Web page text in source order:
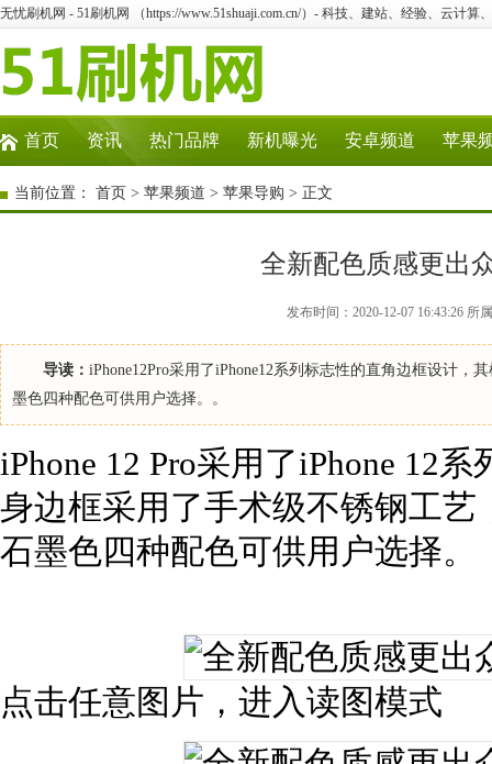
无忧刷机网 - 51刷机网 （https://www.51shuaji.com.cn/）- 科技、建站、经验、云计算
首页 资讯 热门品牌 新机曝光 安卓频道 苹果
当前位置： 首页 > 苹果频道 > 苹果导购 > 正文
全新配色质感更出
发布时间：2020-12-07 16:43:26
导读： iPhone12Pro采用了iPhone12系列标志性的直角边框设计
墨色四种配色可供用户选择。。
iPhone 12 Pro采用了iPhone 12
身边框采用了手术级不锈钢工
石墨色四种配色可供用户选择。
点击任意图片，进入读图模式